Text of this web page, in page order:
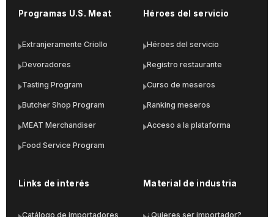
Programas U.S. Meat
Extranjeramente Criollo
Devoradores
Tasting Program
Butcher Shop Program
MEAT Merchandiser
Food Service Program
Héroes del servicio
Héroes del servicio
Registro restaurante
Curso de meseros
Ranking meseros
Acceso a la plataforma
Links de interés
Catálogo de importadores
Material de industria
¿Quieres ser importador?